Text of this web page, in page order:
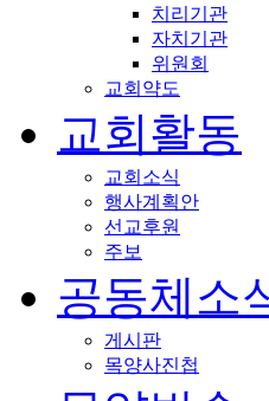
치리기관
자치기관
위원회
교회약도
교회활동
교회소식
행사계획안
선교후원
주보
공동체소
게시판
목양사진첩